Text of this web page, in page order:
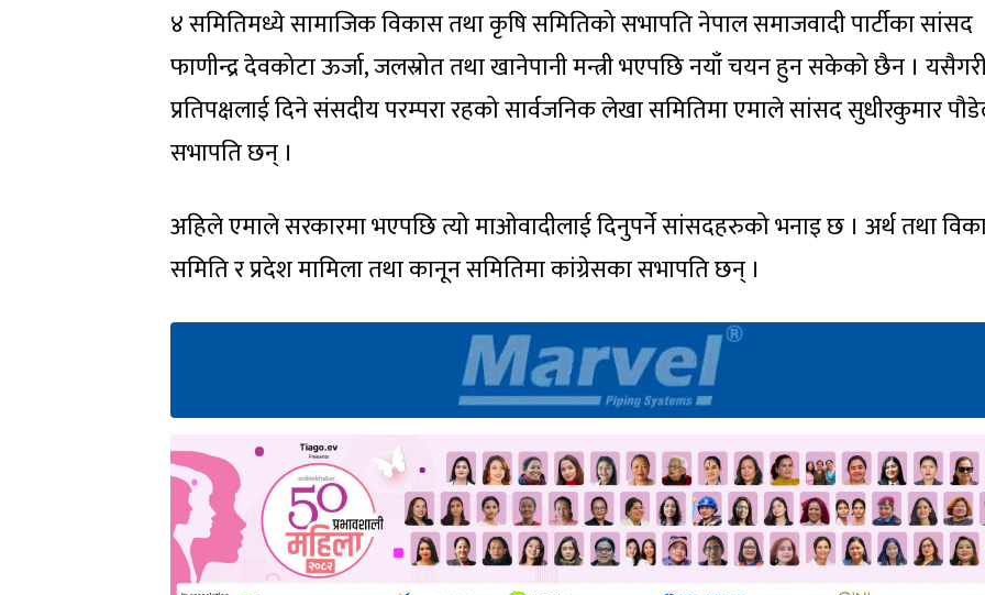
४ समितिमध्ये सामाजिक विकास तथा कृषि समितिको सभापति नेपाल समाजवादी पार्टीका सांसद
फाणीन्द्र देवकोटा ऊर्जा, जलस्रोत तथा खानेपानी मन्त्री भएपछि नयाँ चयन हुन सकेको छैन ।
प्रतिपक्षलाई दिने संसदीय परम्परा रहको सार्वजनिक लेखा समितिमा एमाले सांसद सुधीरकुमार
सभापति छन् ।
अहिले एमाले सरकारमा भएपछि त्यो माओवादीलाई दिनुपर्ने सांसदहरुको भनाइ छ । अर्थ तथा
समिति र प्रदेश मामिला तथा कानून समितिमा कांग्रेसका सभापति छन् ।